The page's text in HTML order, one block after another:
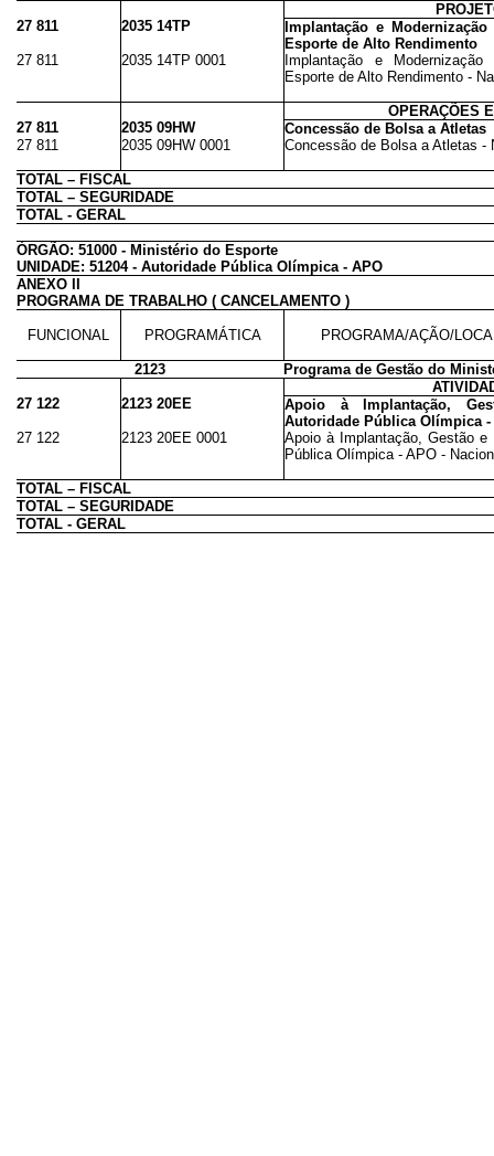
27 811
2035 14TP
Implantação e
Esporte de Alto Rendimento
27 811
2035 14TP 0001
Implantação e
Esporte de Alto Rendimento -
OPERAÇÕES
27 811
2035 09HW
Concessão de Bolsa a Atletas
27 811
2035 09HW 0001 Concessão de Bolsa a Atletas -
TOTAL – FISCAL
TOTAL – SEGURIDADE
TOTAL - GERAL
ÓRGÃO: 51000 - Ministério do Esporte
UNIDADE: 51204 - Autoridade Pública Olímpica - APO
ANEXO II
PROGRAMA DE TRABALHO ( CANCELAMENTO )
FUNCIONAL PROGRAMÁTICA PROGRAMA/AÇÃO/
2123
Programa de Gestão do
27 122
2123 20EE
Apoio à Implantação,
Autoridade Pública Olímpica -
27 122
2123 20EE 0001
Apoio à Implantação, Gestão e
Pública Olímpica - APO -
TOTAL – FISCAL
TOTAL – SEGURIDADE
TOTAL - GERAL